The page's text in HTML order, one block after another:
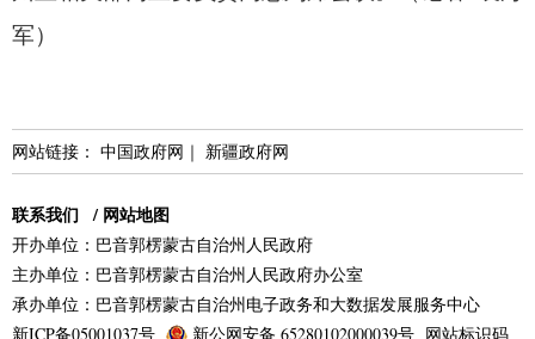
军）
网站链接： 中国政府网 ｜ 新疆政府网
联系我们 / 网站地图
开办单位：巴音郭楞蒙古自治州人民政府
主办单位：巴音郭楞蒙古自治州人民政府办公室
承办单位：巴音郭楞蒙古自治州电子政务和大数据发展服务中心
新ICP备05001037号
新公网安备 65280102000039号 网站标识码